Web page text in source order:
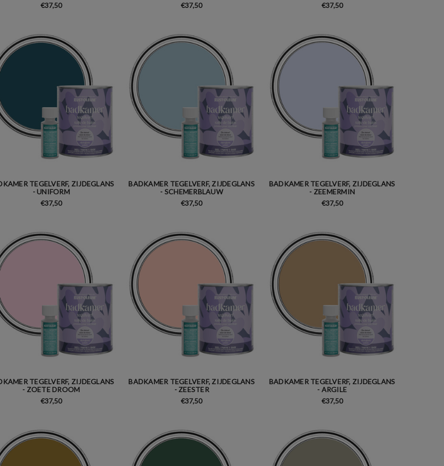
€37,50
€37,50
€37,50
TEGELVERF, ZIJDEGLANS
- UNIFORM
€37,50
BADKAMER TEGELVERF, ZIJDEGLANS
- SCHEMERBLAUW
€37,50
BADKAMER TEGELVERF, ZIJDEGLANS
- ZEEMERMIN
€37,50
TEGELVERF, ZIJDEGLANS
- ZOETE DROOM
€37,50
BADKAMER TEGELVERF, ZIJDEGLANS
- ZEESTER
€37,50
BADKAMER TEGELVERF, ZIJDEGLANS
- ARGILE
€37,50